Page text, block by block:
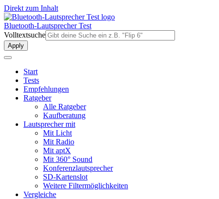
Direkt zum Inhalt
Bluetooth-Lautsprecher Test
Volltextsuche
Start
Tests
Empfehlungen
Ratgeber
Alle Ratgeber
Kaufberatung
Lautsprecher mit
Mit Licht
Mit Radio
Mit aptX
Mit 360° Sound
Konferenzlautsprecher
SD-Kartenslot
Weitere Filtermöglichkeiten
Vergleiche